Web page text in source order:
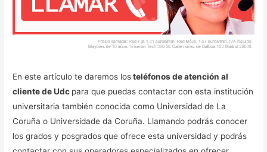
En este artículo te daremos losteléfonos de atención al
cliente de Udc para que puedas contactar con esta institución
universitaria también conocida como Universidad de La
Coruña o Universidade da Coruña. Llamando podrás conocer
los grados y posgrados que ofrece esta universidad y podrás